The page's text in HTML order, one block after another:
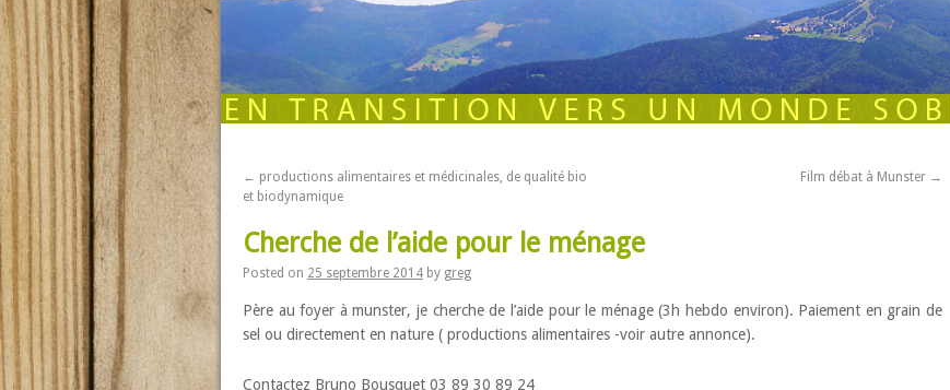
← productions alimentaires et médicinales, de qualité bio
et biodynamique
Film débat à Munster →
Cherche de l’aide pour le ménage
Posted on 25 septembre 2014 by greg
Père au foyer à munster, je cherche de l’aide pour le ménage (3h hebdo environ). Paiement en grain de
sel ou directement en nature ( productions alimentaires -voir autre annonce).
Contactez Bruno Bousquet 03 89 30 89 24